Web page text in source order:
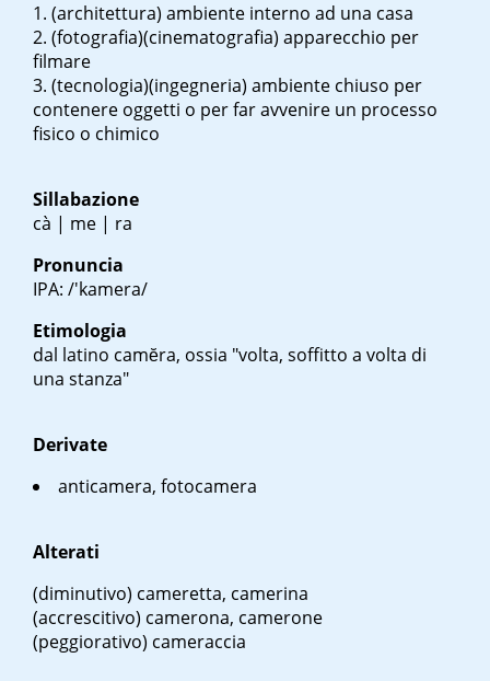
(architettura) ambiente interno ad una casa
(fotografia)(cinematografia) apparecchio per
filmare
(tecnologia)(ingegneria) ambiente chiuso per
contenere oggetti o per far avvenire un processo
fisico o chimico
Sillabazione
cà | me | ra
Pronuncia
IPA: /'kamera/
Etimologia
dal latino camĕra, ossia "volta, soffitto a volta di
una stanza"
Derivate
anticamera, fotocamera
Alterati
(diminutivo) cameretta, camerina
(accrescitivo) camerona, camerone
(peggiorativo) cameraccia